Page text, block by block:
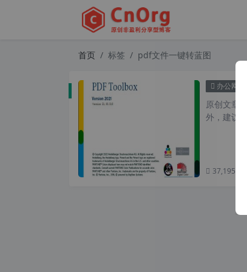
首页 标签 pdf文件一键转蓝图
办公网络
原创文章
外，建议
37,195 次